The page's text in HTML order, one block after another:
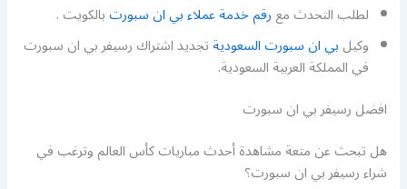
لطلب التحدث معرقم خدمة عملاء بي ان سبورتبالكويت .
وكيلبي ان سبورت السعوديةتجديد اشتراك رسيفر بي ان سبورت
في المملكة العربية السعودية.
افضل رسيفر بي ان سبورت
هل تبحث عن متعة مشاهدة أحدث مباريات كأس العالم وترغب في
شراء رسيفر بي ان سبورت؟